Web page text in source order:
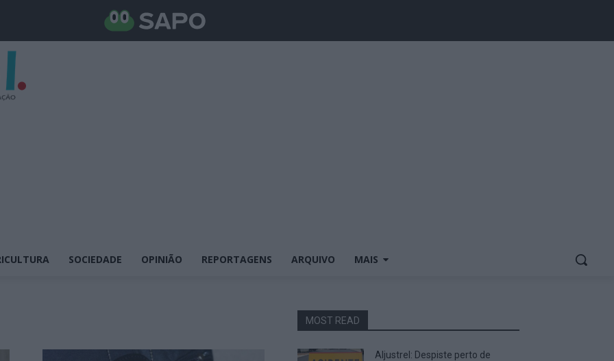
SOCIEDADE OPINIÃO REPORTAGENS ARQUIVO MAIS
MOST READ
Aljustrel: Despiste perto de